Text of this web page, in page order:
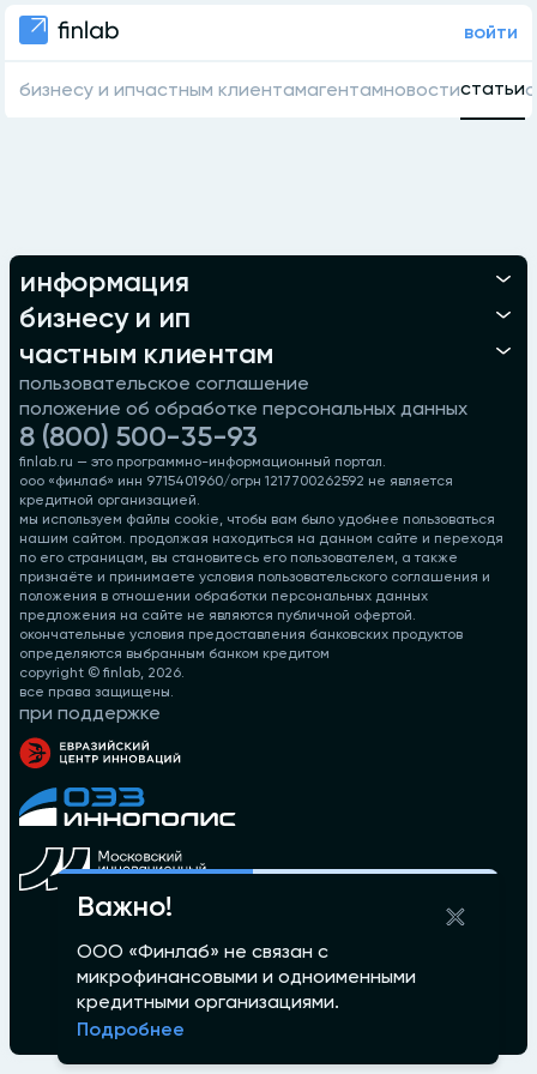
войти
бизнесу и ипчастным клиентамагентамновостистатьи
информация
бизнесу и ип
частным клиентам
пользовательское соглашение
положение об обработке персональных данных
8 (800) 500-35-93
finlab.ru — это программно-информационный портал.
ооо «финлаб» инн 9715401960/огрн 1217700262592 не является
кредитной организацией.
мы используем файлы cookie, чтобы вам было удобнее пользоваться
нашим сайтом. продолжая находиться на данном сайте и переходя
по его страницам, вы становитесь его пользователем, а также
признаёте и принимаете условия пользовательского соглашения и
положения в отношении обработки персональных данных
предложения на сайте не являются публичной офертой.
окончательные условия предоставления банковских продуктов
определяются выбранным банком кредитом
copyright © finlab, 2026.
все права защищены.
при поддержке
Важно!
ООО «Финлаб» не связан с
микрофинансовыми и одноименными
кредитными организациями.
Подробнее